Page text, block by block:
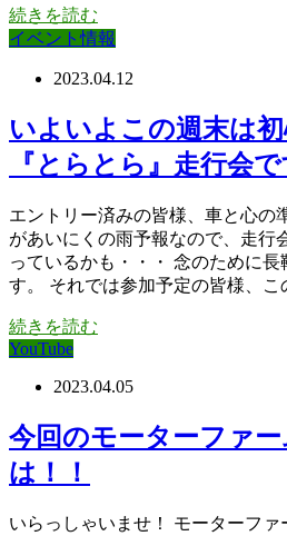
続きを読む
イベント情報
2023.04.12
いよいよこの週末は
『とらとら』走行会で
エントリー済みの皆様、車と心の
があいにくの雨予報なので、走行
っているかも・・・ 念のために
す。 それでは参加予定の皆様、
続きを読む
YouTube
2023.04.05
今回のモーターファ
は！！
いらっしゃいませ！ モーターフ